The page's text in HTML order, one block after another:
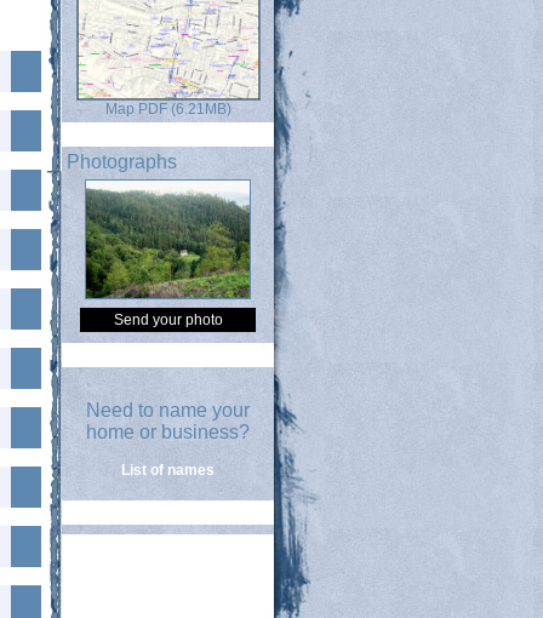
Map PDF (6.21MB)
Photographs
Send your photo
Need to name your
home or business?
List of names